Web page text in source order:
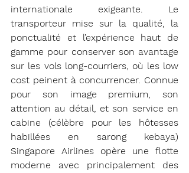
internationale exigeante. Le
transporteur mise sur la qualité, la
ponctualité et l’expérience haut de
gamme pour conserver son avantage
sur les vols long-courriers, où les low
cost peinent à concurrencer. Connue
pour son image premium, son
attention au détail, et son service en
cabine (célèbre pour les hôtesses
habillées en sarong kebaya)
Singapore Airlines opère une flotte
moderne avec principalement des